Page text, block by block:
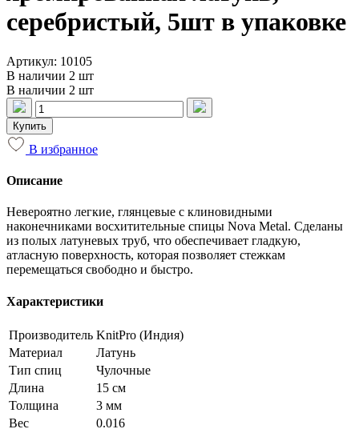
серебристый, 5шт в упаковке
Артикул: 10105
В наличии 2 шт
В наличии 2 шт
Купить
В избранное
Описание
Невероятно легкие, глянцевые с клиновидными
наконечниками восхитительные спицы Nova Metal. Сделаны
из полых латуневых труб, что обеспечивает гладкую,
атласную поверхность, которая позволяет стежкам
перемещаться свободно и быстро.
Характеристики
Производитель KnitPro (Индия)
Материал
Латунь
Тип спиц
Чулочные
Длина
15 см
Толщина
3 мм
Вес
0.016